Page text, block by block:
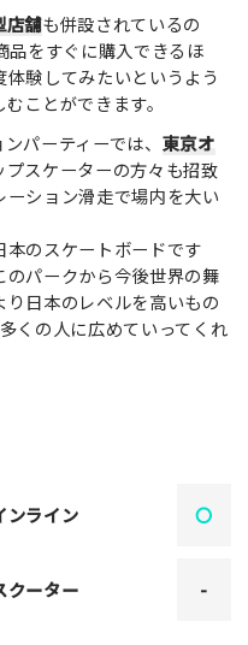
店舗も併設されているの
品をすぐに購入できるほ
験してみたいというよう
ことができます。
パーティーでは、 東京オ
プスケーターの方々も招致
ション滑走で場内を大い
のスケートボードです
のパークから今後世界の舞
日本のレベルを高いもの
くの人に広めていってくれ
ンライン 〇
クーター -